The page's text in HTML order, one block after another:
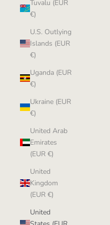
Tuvalu (EUR
€)
U.S. Outlying
Islands (EUR
€)
Uganda (EUR
€)
Ukraine (EUR
€)
United Arab
Emirates
(EUR €)
United
Kingdom
(EUR €)
United